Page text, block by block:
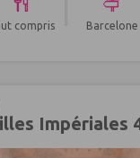
compris Barcelone
Impériales